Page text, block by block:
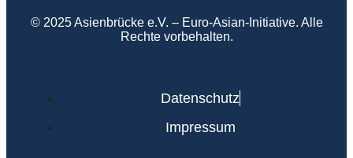
© 2025 Asienbrücke e.V. – Euro-Asian-Initiative. Alle
Rechte vorbehalten.
Datenschutz
Impressum